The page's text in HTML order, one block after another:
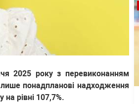
2025 року з перевиконанням
понадпланові надходження
рівні 107,7%.